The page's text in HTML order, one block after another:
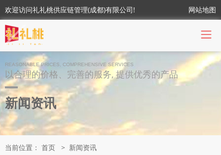
欢迎访问礼礼桃供应链管理(成都)有限公司! 网站地图
REASONABLE PRICES, COMPREHENSIVE SERVICES
以合理的价格、完善的服务, 提供优秀的产品
新闻资讯
当前位置： 首页 > 新闻资讯